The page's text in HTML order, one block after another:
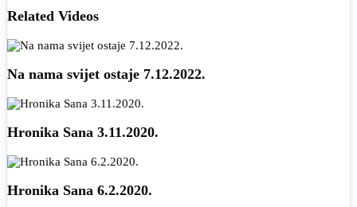
Related Videos
Na nama svijet ostaje 7.12.2022.
Hronika Sana 3.11.2020.
Hronika Sana 6.2.2020.